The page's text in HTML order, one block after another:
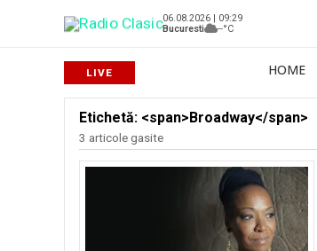
06.08.2026 | 09:29
Bucuresti
--°C
HOME
Etichetă: <span>Broadway</span>
3 articole gasite